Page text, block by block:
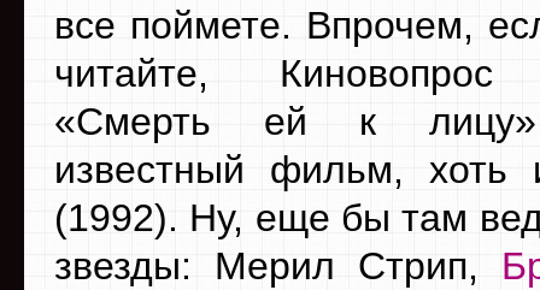
все поймете. Впрочем,
читайте, Киновопрос
«Смерть ей к лицу»
известный фильм,
(1992). Ну, еще бы там
звезды: Мерил Стрип,